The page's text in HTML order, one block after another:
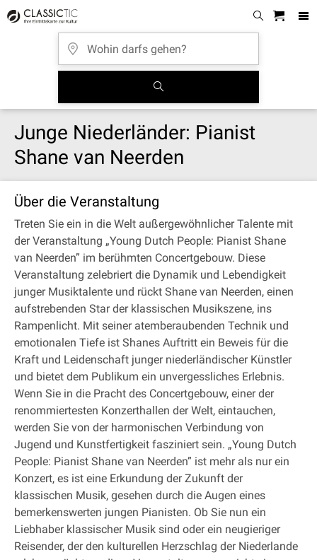
Junge Niederländer: Pianist
Shane van Neerden
Über die Veranstaltung
Treten Sie ein in die Welt außergewöhnlicher Talente mit
der Veranstaltung „Young Dutch People: Pianist Shane
van Neerden” im berühmten Concertgebouw. Diese
Veranstaltung zelebriert die Dynamik und Lebendigkeit
junger Musiktalente und rückt Shane van Neerden, einen
aufstrebenden Star der klassischen Musikszene, ins
Rampenlicht. Mit seiner atemberaubenden Technik und
emotionalen Tiefe ist Shanes Auftritt ein Beweis für die
Kraft und Leidenschaft junger niederländischer Künstler
und bietet dem Publikum ein unvergessliches Erlebnis.
Wenn Sie in die Pracht des Concertgebouw, einer der
renommiertesten Konzerthallen der Welt, eintauchen,
werden Sie von der harmonischen Verbindung von
Jugend und Kunstfertigkeit fasziniert sein. „Young Dutch
People: Pianist Shane van Neerden” ist mehr als nur ein
Konzert, es ist eine Erkundung der Zukunft der
klassischen Musik, gesehen durch die Augen eines
bemerkenswerten jungen Pianisten. Ob Sie nun ein
Liebhaber klassischer Musik sind oder ein neugieriger
Reisender, der den kulturellen Herzschlag der Niederlande